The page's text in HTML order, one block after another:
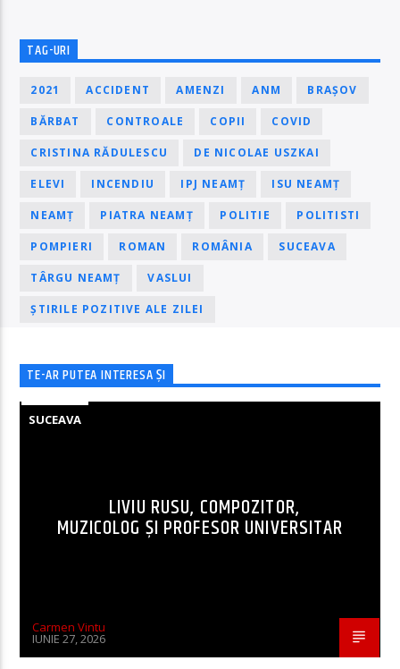
TAG-URI
2021 ACCIDENT AMENZI ANM BRAȘOV
BĂRBAT CONTROALE COPII COVID
CRISTINA RĂDULESCU DE NICOLAE USZKAI
ELEVI INCENDIU IPJ NEAMȚ ISU NEAMȚ
NEAMȚ PIATRA NEAMȚ POLITIE POLITISTI
POMPIERI ROMAN ROMÂNIA SUCEAVA
TÂRGU NEAMȚ VASLUI
ȘTIRILE POZITIVE ALE ZILEI
TE-AR PUTEA INTERESA ȘI
SUCEAVA
LIVIU RUSU, COMPOZITOR,
MUZICOLOG ȘI PROFESOR UNIVERSITAR
Carmen Vintu
IUNIE 27, 2026